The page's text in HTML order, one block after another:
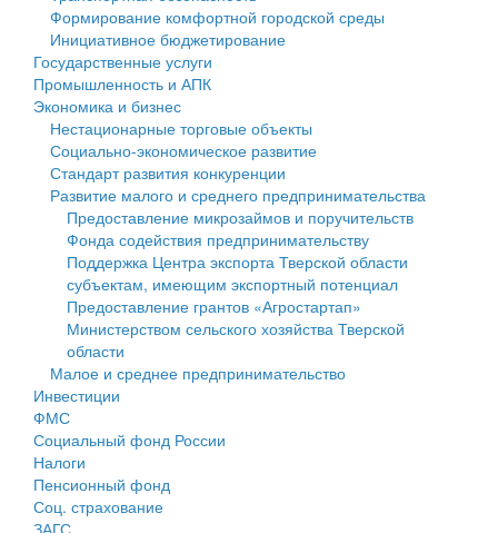
Государственные услуги
Промышленность и АПК
Экономика и бизнес
Символика
Устав
Гостям округа
Туризм
Культура
Образование
Здравоохранение
Социальная защита
Фотоальбом
муниципального округа Тверской области
Администрация Кашинского муниципального округа
Тверской области
Управление сельскими территориями
Открытые данные
Работа с обращениями граждан
Муниципальный контроль
Муниципальные услуги
Проекты административных регламентов
Антимонопольный комплаенс
Противодействие коррупции
Финансовое управление
Бюджет для граждан
Имущество
Выявление правообладателей ранее учтенных
объектов недвижимости
Имущественная поддержка субъектов малого и
среднего предпринимательства
Информационная поддержка субъектов малого и
среднего предпринимательства
Муниципальные программы
Контрольно-счетная палата
Персональные данные
Формирование комфортной городской среды
Инициативное бюджетирование
Государственные услуги
Промышленность и АПК
Экономика и бизнес
Нестационарные торговые объекты
Социально-экономическое развитие
Стандарт развития конкуренции
Развитие малого и среднего предпринимательства
Предоставление микрозаймов и поручительств
Фонда содействия предпринимательству
Поддержка Центра экспорта Тверской области
субъектам, имеющим экспортный потенциал
Предоставление грантов «Агростартап»
Министерством сельского хозяйства Тверской
области
Малое и среднее предпринимательство
Инвестиции
ФМС
Социальный фонд России
Налоги
Пенсионный фонд
Соц. страхование
ЗАГС